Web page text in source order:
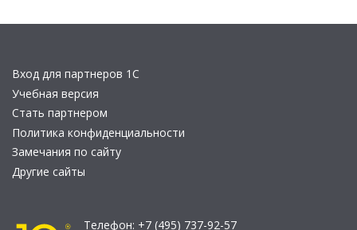
Вход для партнеров 1С
Учебная версия
Стать партнером
Политика конфиденциальности
Замечания по сайту
Другие сайты
Телефон: +7 (495) 737-92-57